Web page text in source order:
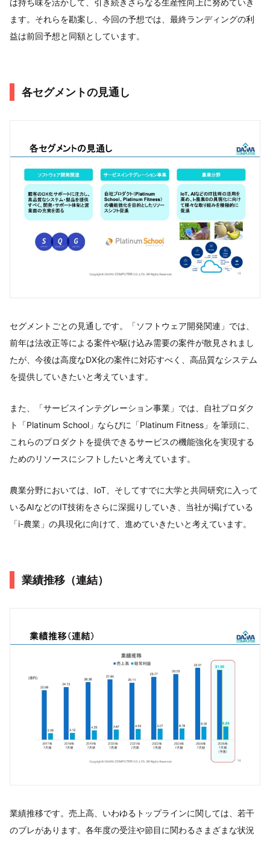
は持ち味を活かして、引き続きさらなる生産性向上に努めていき
ます。それらを勘案し、今回の予想では、最終ランディングの利
益は前回予想と同額としています。
各セグメントの見通し
セグメントごとの見通しです。「ソフトウェア開発関連」では、
前年は法改正等による案件や駆け込み需要の案件が散見されまし
たが、今後は高度なDX化の案件に対応すべく、高品質なシステム
を提供していきたいと考えています。
また、「サービスインテグレーション事業」では、自社プロダク
ト「Platinum School」ならびに「Platinum Fitness」を筆頭に、
これらのプロダクトを提供できるサービスの機能強化を実現する
ためのリソースにシフトしたいと考えています。
農業分野においては、IoT、そしてすでに大学と共同研究に入って
いるAIなどのIT技術をさらに深掘りしていき、当社が掲げている
「i-農業」の具現化に向けて、進めていきたいと考えています。
業績推移（連結）
業績推移です。売上高、いわゆるトップラインに関しては、若干
のブレがあります。各年度の受注や節目に関わるさまざまな状況